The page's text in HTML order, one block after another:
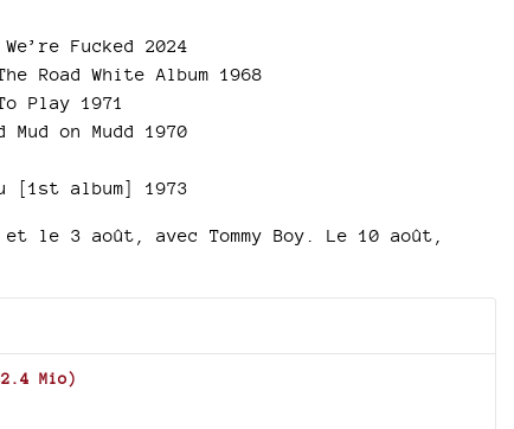
Fucked 2024
Road White Album 1968
Play 1971
Mud on Mudd 1970
[1st album] 1973
le 3 août, avec Tommy Boy. Le 10 août,
Mio)